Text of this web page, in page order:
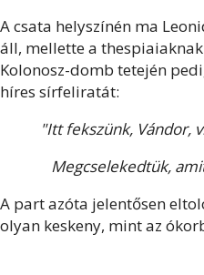
A csata helyszínén ma
áll, mellette a
Kolonosz-domb tetején
híres sírfeliratát:
"Itt fekszünk, Vándor,
Megcselekedtük,
A part azóta jelentősen
olyan keskeny, mint az